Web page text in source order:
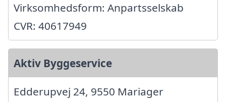
Virksomhedsform: Anpartsselskab
CVR: 40617949
Aktiv Byggeservice
Edderupvej 24, 9550 Mariager